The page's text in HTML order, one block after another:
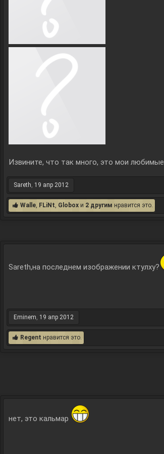
Извините, что так много, это мои любимые
Sareth, 19 апр 2012
Walle, FLiNt, Globox и 2 другим нравится это.
Sareth,на последнем изображении ктулху?
Eminem, 19 апр 2012
Regent нравится это.
нет, это кальмар